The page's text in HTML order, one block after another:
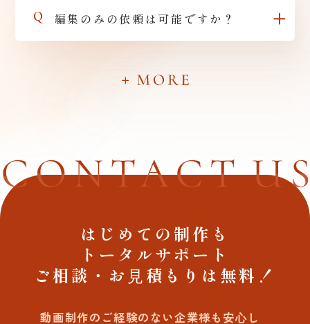
Q 編集のみの依頼は可能ですか？
はじめての制作も
トータルサポート
ご相談・お⾒積もりは無料！
動画制作のご経験のない企業様も安⼼し